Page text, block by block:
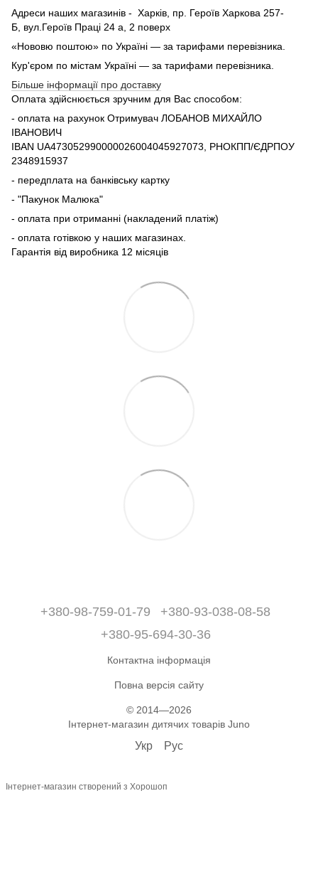
Адреси наших магазинів - Харків, пр. Героїв Харкова 257-
Б, вул.Героїв Праці 24 а, 2 поверх
«Нововю поштою» по Україні — за тарифами перевізника.
Кур'єром по містам Україні — за тарифами перевізника.
Більше інформації про доставку
Оплата здійснюється зручним для Вас способом:
- оплата на рахунок Отримувач ЛОБАНОВ МИХАЙЛО
ІВАНОВИЧ
IBAN UA473052990000026004045927073, РНОКПП/ЄДРПОУ
2348915937
- передплата на банківську картку
- "Пакунок Малюка"
- оплата при отриманні (накладений платіж)
- оплата готівкою у наших магазинах.
Гарантія від виробника 12 місяців
+380-98-759-01-79
+380-93-038-08-58
+380-95-694-30-36
Контактна інформація
Повна версія сайту
© 2014—2026
Інтернет-магазин дитячих товарів Juno
Укр Рус
Інтернет-магазин створений з Хорошоп